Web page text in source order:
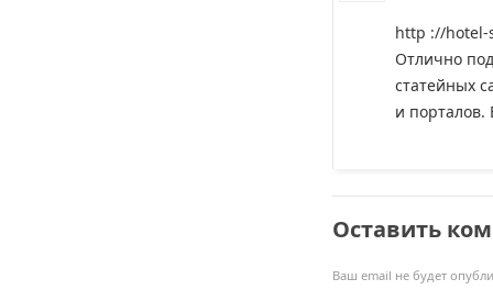
http ://hotel-
Отлично
статейных
и порталов.
Оставить
Ваш email не будет